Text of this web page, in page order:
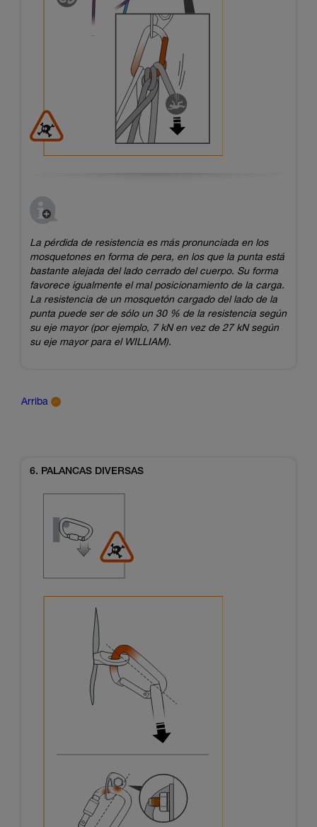
La pérdida de resistencia es más pronunciada en los
mosquetones en forma de pera, en los que la punta está
bastante alejada del lado cerrado del cuerpo. Su forma
favorece igualmente el mal posicionamiento de la carga.
La resistencia de un mosquetón cargado del lado de la
punta puede ser de sólo un 30 % de la resistencia según
su eje mayor (por ejemplo, 7 kN en vez de 27 kN según
su eje mayor para el WILLIAM).
Arriba
6. PALANCAS DIVERSAS